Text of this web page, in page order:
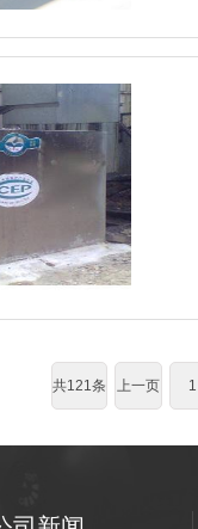
共121条 上一页 1